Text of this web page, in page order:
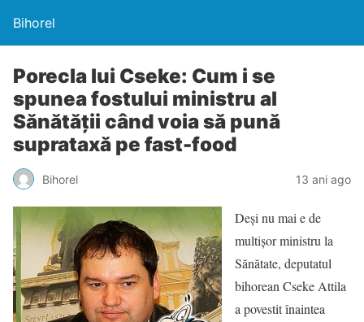
Bihorel
Porecla lui Cseke: Cum i se
spunea fostului ministru al
Sănătăţii când voia să pună
suprataxă pe fast-food
Bihorel 13 ani ago
Deşi nu mai e de
multişor ministru la
Sănătate, deputatul
bihorean Cseke Attila
a povestit înaintea